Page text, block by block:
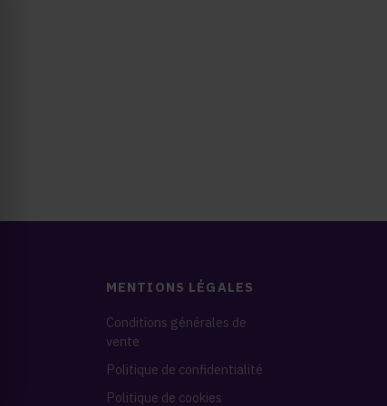
MENTIONS LÉGALES
Conditions générales de
vente
Politique de confidentialité
Politique de cookies